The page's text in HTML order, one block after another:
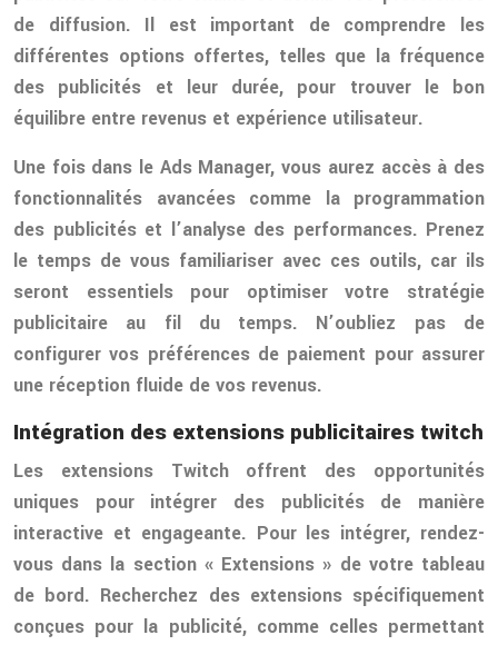
de diffusion. Il est important de comprendre les
différentes options offertes, telles que la fréquence
des publicités et leur durée, pour trouver le bon
équilibre entre revenus et expérience utilisateur.
Une fois dans le Ads Manager, vous aurez accès à des
fonctionnalités avancées comme la programmation
des publicités et l’analyse des performances. Prenez
le temps de vous familiariser avec ces outils, car ils
seront essentiels pour optimiser votre stratégie
publicitaire au fil du temps. N’oubliez pas de
configurer vos préférences de paiement pour assurer
une réception fluide de vos revenus.
Intégration des extensions publicitaires twitch
Les extensions Twitch offrent des opportunités
uniques pour intégrer des publicités de manière
interactive et engageante. Pour les intégrer, rendez-
vous dans la section « Extensions » de votre tableau
de bord. Recherchez des extensions spécifiquement
conçues pour la publicité, comme celles permettant